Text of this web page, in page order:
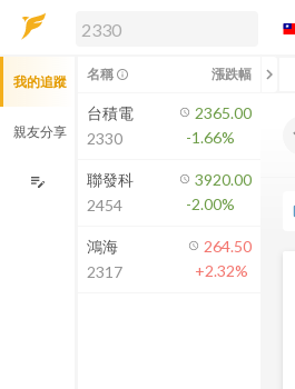
解鎖即時行情及進階功能
方案」，即可解鎖以下功能：
即時行情
即時市況與排行
成交金額熱力圖
前往方案訂閱
如何綁定合作券商
我的追蹤
親友分享
edit_note
名稱 info_outline 漲跌幅 chevron_left
台積電
2330
2365.00
-1.66%
聯發科
2454
3920.00
-2.00%
鴻海
2317
264.50
+2.32%